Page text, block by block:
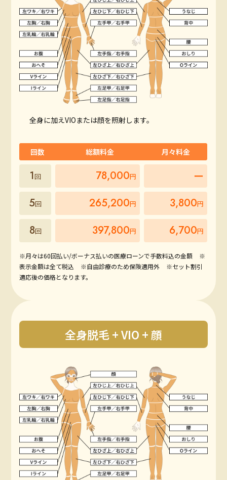
全身に加えVIOまたは顔を照射します。
回数 総額料金 月々料金
1回 78,000円
ー
5回 265,200円 3,800円
8回 397,800円 6,700円
※月々は60回払い/ボーナス払いの医療ローンで手数料込の金額
※
表示金額は全て税込
※自由診療のため保険適用外
※セット割引
適応後の価格となります。
全身脱毛 + VIO + 顔